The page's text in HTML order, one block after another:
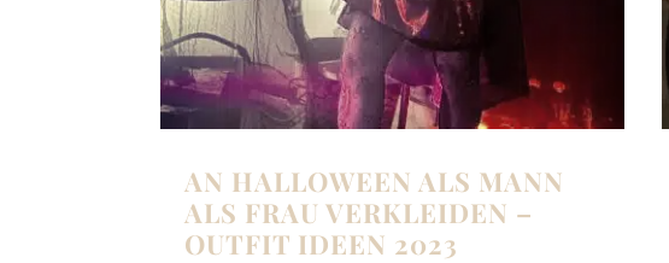
AN HALLOWEEN ALS MANN
ALS FRAU VERKLEIDEN –
OUTFIT IDEEN 2023